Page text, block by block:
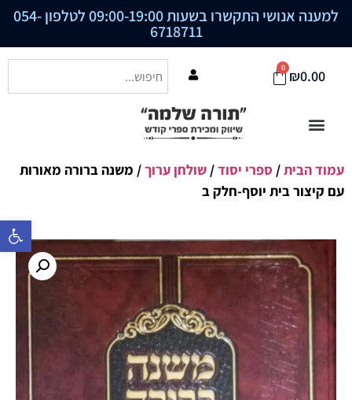
פתח סרגל
למענה אנושי התקשרו בשעות 09:00-19:00 לטלפון 054-
6718711
₪0.00
0
עמוד הבית/ ספרי יסוד/ שולחן ערוך/ משנה ברורה מאורות
עם קיצור בית יוסף-חלק ב